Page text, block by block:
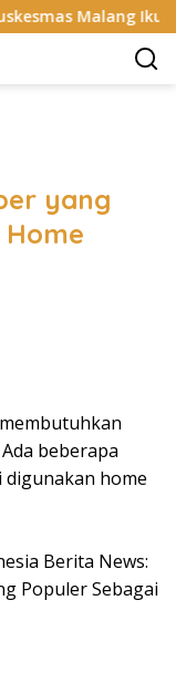
Malang Ikut Ejek
yang
beberapa
home
Berita News:
Populer Sebagai